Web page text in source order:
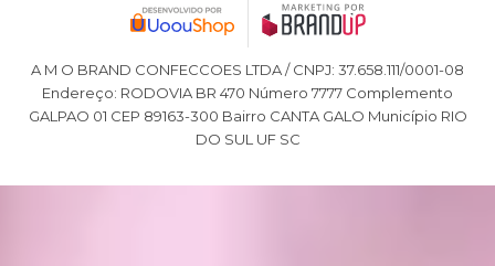
A M O BRAND CONFECCOES LTDA / CNPJ: 37.658.111/0001-08
Endereço: RODOVIA BR 470 Número 7777 Complemento
GALPAO 01 CEP 89163-300 Bairro CANTA GALO Município RIO
DO SUL UF SC